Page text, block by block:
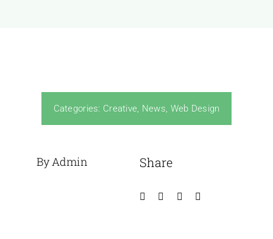
Categories: Creative, News, Web Design
By Admin Share